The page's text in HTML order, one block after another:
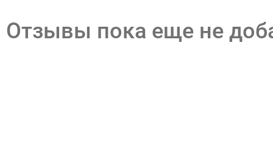
Отзывы пока еще не